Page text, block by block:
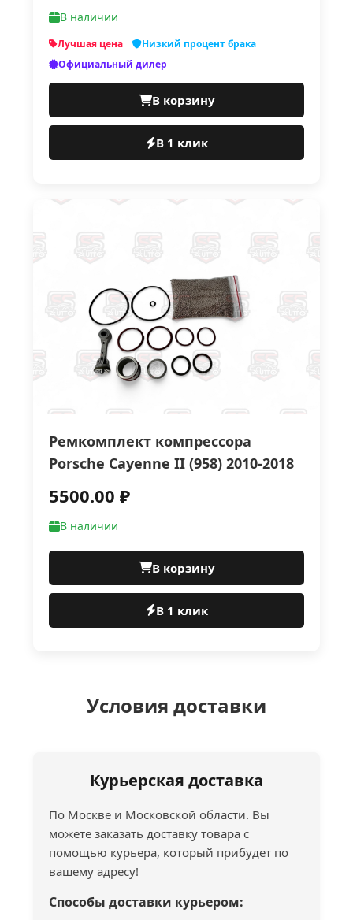
В наличии
Лучшая цена
Низкий процент брака
Официальный дилер
В корзину
В 1 клик
Ремкомплект компрессора
Роrsсhе Саyеnnе II (958) 2010-2018
5500.00 ₽
В наличии
В корзину
В 1 клик
Условия доставки
Курьерская доставка
По Москве и Московской области. Вы
можете заказать доставку товара с
помощью курьера, который прибудет по
вашему адресу!
Способы доставки курьером: